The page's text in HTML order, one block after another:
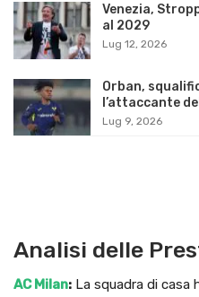
Venezia,
al 2029
Lug 12, 2026
Orban,
l’attaccante
Lug 9, 2026
Analisi delle
AC Milan: La squadra di casa